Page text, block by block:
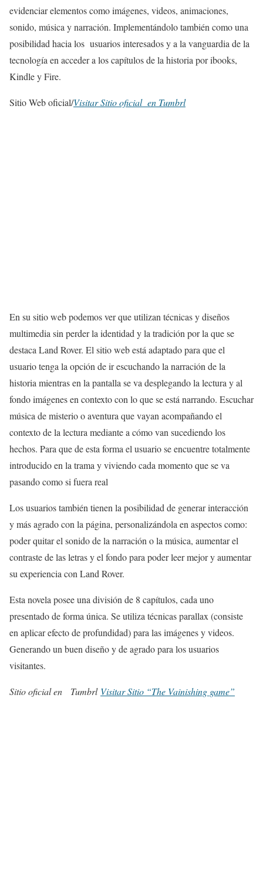
evidenciar elementos como imágenes, videos, animaciones,
sonido, música y narración. Implementándolo también como una
posibilidad hacia los usuarios interesados y a la vanguardia de la
tecnología en acceder a los capítulos de la historia por ibooks,
Kindle y Fire.
Sitio Web oficial/Visitar Sitio oficial en Tumbrl
En su sitio web podemos ver que utilizan técnicas y diseños
multimedia sin perder la identidad y la tradición por la que se
destaca Land Rover. El sitio web está adaptado para que el
usuario tenga la opción de ir escuchando la narración de la
historia mientras en la pantalla se va desplegando la lectura y al
fondo imágenes en contexto con lo que se está narrando. Escuchar
música de misterio o aventura que vayan acompañando el
contexto de la lectura mediante a cómo van sucediendo los
hechos. Para que de esta forma el usuario se encuentre totalmente
introducido en la trama y viviendo cada momento que se va
pasando como si fuera real
Los usuarios también tienen la posibilidad de generar interacción
y más agrado con la página, personalizándola en aspectos como:
poder quitar el sonido de la narración o la música, aumentar el
contraste de las letras y el fondo para poder leer mejor y aumentar
su experiencia con Land Rover.
Esta novela posee una división de 8 capítulos, cada uno
presentado de forma única. Se utiliza técnicas parallax (consiste
en aplicar efecto de profundidad) para las imágenes y videos.
Generando un buen diseño y de agrado para los usuarios
visitantes.
Sitio oficial en Tumbrl Visitar Sitio “The Vainishing game”